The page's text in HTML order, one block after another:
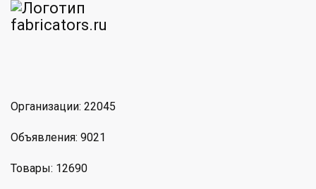
Организации: 22045
Объявления: 9021
Товары: 12690